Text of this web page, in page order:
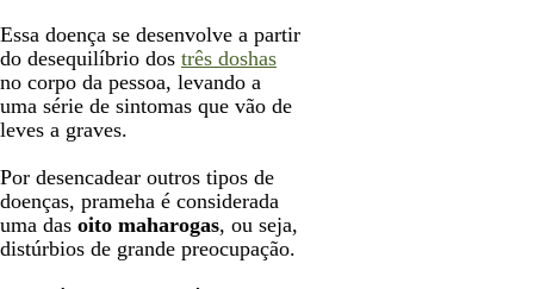
Essa doença se desenvolve a partir
do desequilíbrio dos três doshas
no corpo da pessoa, levando a
uma série de sintomas que vão de
leves a graves.
Por desencadear outros tipos de
doenças, prameha é considerada
uma das oito maharogas, ou seja,
distúrbios de grande preocupação.